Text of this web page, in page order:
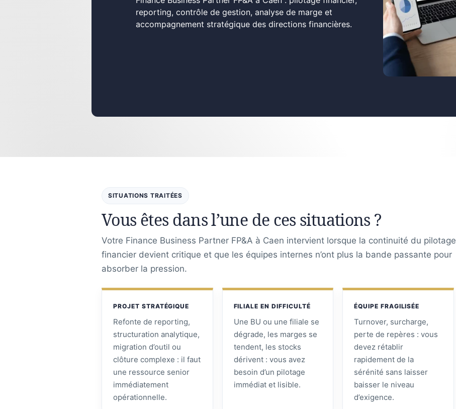
reporting, contrôle de gestion, analyse de marge et
accompagnement stratégique des directions financières.
SITUATIONS TRAITÉES
Vous êtes dans l’une de ces situations ?
Votre Finance Business Partner FP&A à Caen intervient lorsque la continuité du pilotage
financier devient critique et que les équipes internes n’ont plus la bande passante pour
absorber la pression.
PROJET STRATÉGIQUE
Refonte de reporting,
structuration analytique,
migration d’outil ou
clôture complexe : il faut
une ressource senior
immédiatement
opérationnelle.
FILIALE EN DIFFICULTÉ
Une BU ou une filiale se
dégrade, les marges se
tendent, les stocks
dérivent : vous avez
besoin d’un pilotage
immédiat et lisible.
ÉQUIPE FRAGILISÉE
Turnover, surcharge,
perte de repères : vous
devez rétablir
rapidement de la
sérénité sans laisser
baisser le niveau
d’exigence.